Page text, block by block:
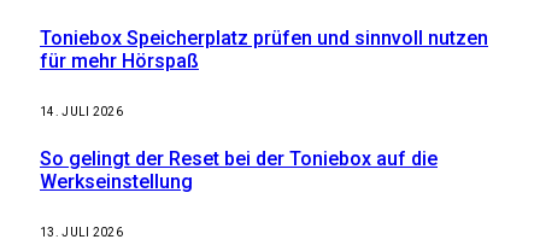
Toniebox Speicherplatz prüfen und sinnvoll nutzen
für mehr Hörspaß
14. JULI 2026
So gelingt der Reset bei der Toniebox auf die
Werkseinstellung
13. JULI 2026